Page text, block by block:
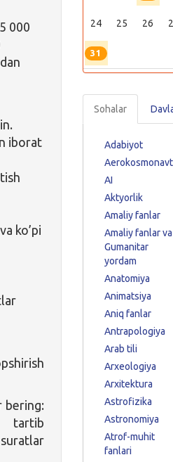
000
iborat
ko’pi
bering:
24 25 26
31
Sohalar
Adabiyot
AI
Aktyorlik
Amaliy fanlar
Amaliy fanlar va
Gumanitar
yordam
Anatomiya
Animatsiya
Aniq fanlar
Antrapologiya
Arab tili
Arxeologiya
Arxitektura
Astrofizika
Astronomiya
Atrof-muhit
fanlari